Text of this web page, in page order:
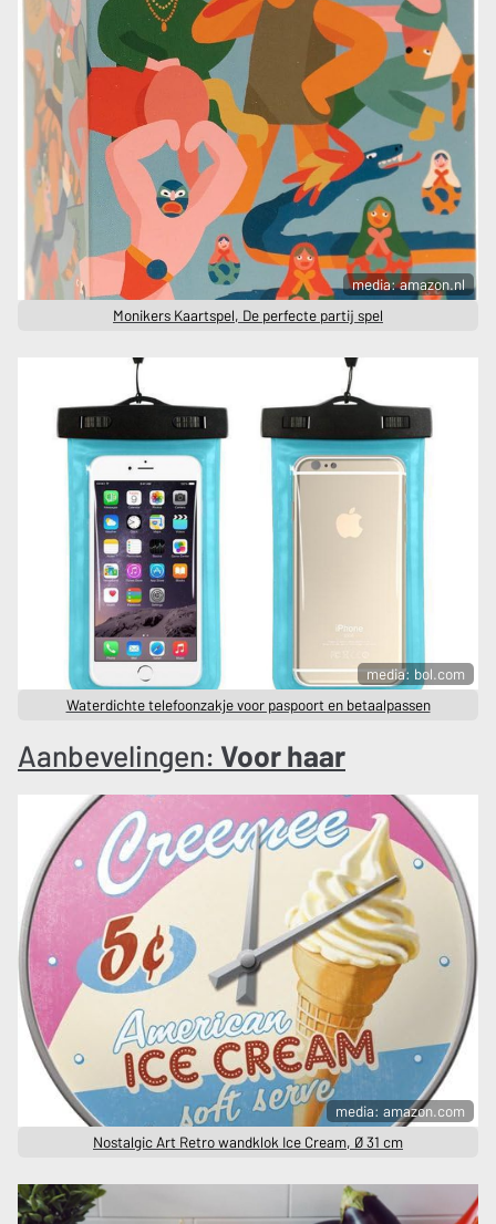
media: amazon.nl
Monikers Kaartspel, De perfecte partij spel
media: bol.com
Waterdichte telefoonzakje voor paspoort en betaalpassen
Aanbevelingen: Voor haar
media: amazon.com
Nostalgic Art Retro wandklok Ice Cream, Ø 31 cm